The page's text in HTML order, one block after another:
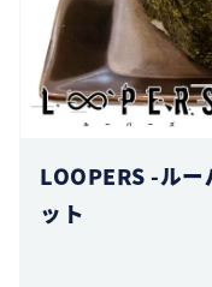
LOOPERS -ル
ット